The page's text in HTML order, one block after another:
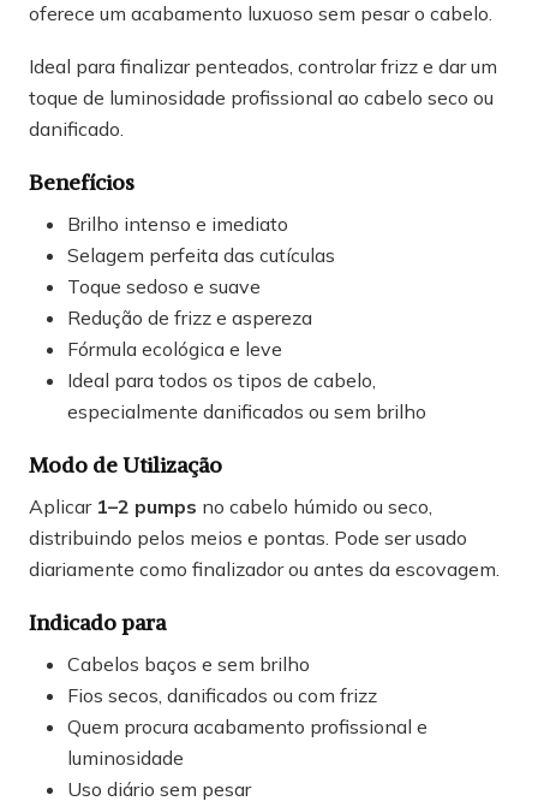
oferece um acabamento luxuoso sem pesar o cabelo.
Ideal para finalizar penteados, controlar frizz e dar um
toque de luminosidade profissional ao cabelo seco ou
danificado.
Benefícios
Brilho intenso e imediato
Selagem perfeita das cutículas
Toque sedoso e suave
Redução de frizz e aspereza
Fórmula ecológica e leve
Ideal para todos os tipos de cabelo,
especialmente danificados ou sem brilho
Modo de Utilização
Aplicar 1–2 pumps no cabelo húmido ou seco,
distribuindo pelos meios e pontas. Pode ser usado
diariamente como finalizador ou antes da escovagem.
Indicado para
Cabelos baços e sem brilho
Fios secos, danificados ou com frizz
Quem procura acabamento profissional e
luminosidade
Uso diário sem pesar